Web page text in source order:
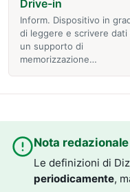
Drive-in
Inform. Dispositivo in
di leggere e scrivere dati
un supporto di
memorizzazione…
Nota redazionale
Le definizioni di
periodicamente,